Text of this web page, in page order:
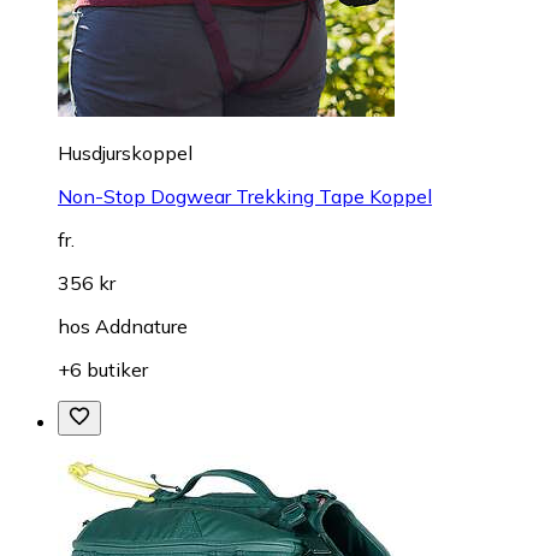
Husdjurskoppel
Non-Stop Dogwear Trekking Tape Koppel
fr.
356 kr
hos Addnature
+6 butiker